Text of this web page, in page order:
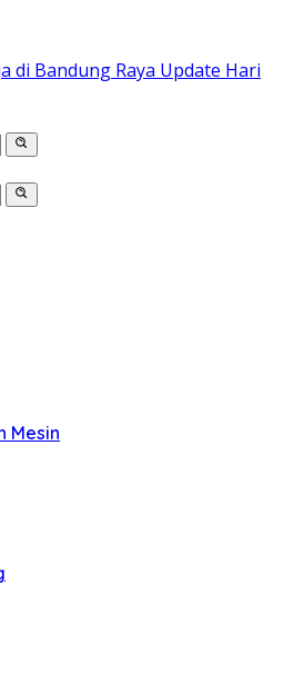
di Bandung Raya Update Hari
Mesin